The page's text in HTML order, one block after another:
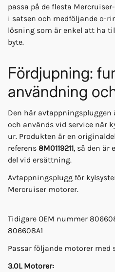
passa på de flesta
i satsen och medföljande o-
lösning som är enkel att ha
byte.
Fördjupning:
användning
Den här avtappningspluggen
och används vid service när
ur. Produkten är en
referens 8M0119211, så den är
del vid ersättning.
Avtappningsplugg för
Mercruiser motorer.
Tidigare OEM nummer
806608A1
Passar följande motorer med
3.0L Motorer: